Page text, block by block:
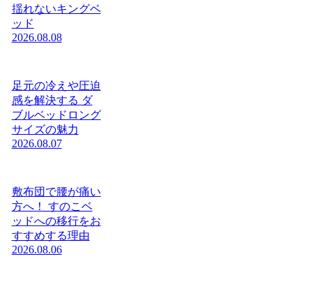
揺れないキングベ
ッド
2026.08.08
足元の冷えや圧迫
感を解決する ダ
ブルベッドロング
サイズの魅力
2026.08.07
敷布団で腰が痛い
方へ！ すのこベ
ッドへの移行をお
すすめする理由
2026.08.06